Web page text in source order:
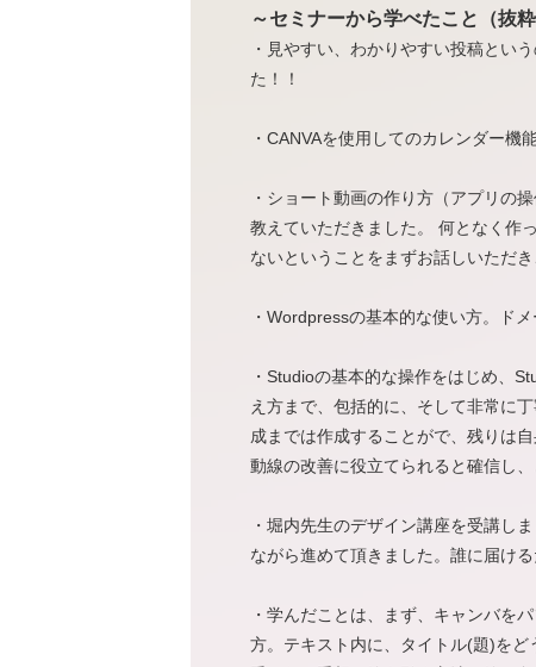
～セミナーから学べたこと（抜
・見やすい、わかりやすい投稿とい
た！！
・CANVAを使用してのカレンダー機
・ショート動画の作り方（アプリの
教えていただきました。 何となく作
ないということをまずお話しいただ
・Wordpressの基本的な使い方。ド
・Studioの基本的な操作をはじめ、
え方まで、包括的に、そして非常に
成までは作成することがで、残りは
動線の改善に役立てられると確信し、
・堀内先生のデザイン講座を受講し
ながら進めて頂きました。誰に届け
・学んだことは、まず、キャンバを
方。テキスト内に、タイトル(題)を